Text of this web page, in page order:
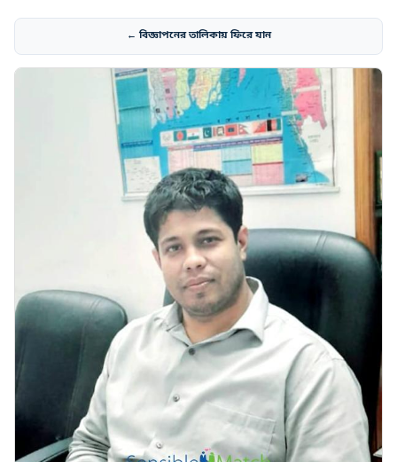
← বিজ্ঞাপনের তালিকায় ফিরে যান